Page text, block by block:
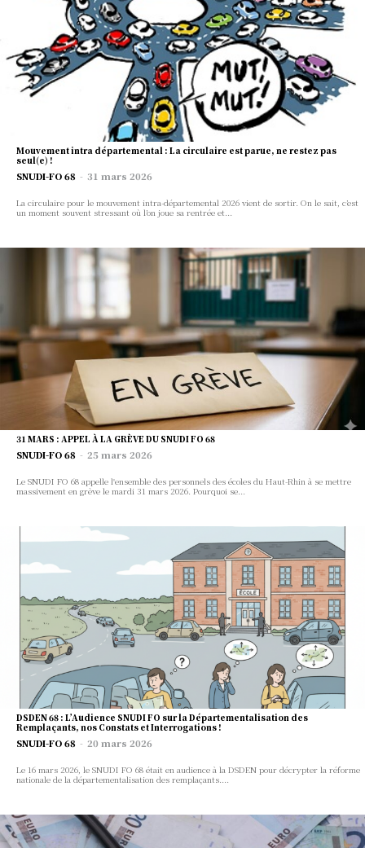
Mouvement intra départemental : La circulaire est parue, ne restez pas
seul(e) !
SNUDI-FO 68 - 31 mars 2026
La circulaire pour le mouvement intra-départemental 2026 vient de sortir. On le sait, c’est
un moment souvent stressant où l’on joue sa rentrée et...
31 MARS : APPEL À LA GRÈVE DU SNUDI FO 68
SNUDI-FO 68 - 25 mars 2026
Le SNUDI FO 68 appelle l'ensemble des personnels des écoles du Haut-Rhin à se mettre
massivement en grève le mardi 31 mars 2026. Pourquoi se...
DSDEN 68 : L’Audience SNUDI FO sur la Départementalisation des
Remplaçants, nos Constats et Interrogations !
SNUDI-FO 68 - 20 mars 2026
Le 16 mars 2026, le SNUDI FO 68 était en audience à la DSDEN pour décrypter la réforme
nationale de la départementalisation des remplaçants....